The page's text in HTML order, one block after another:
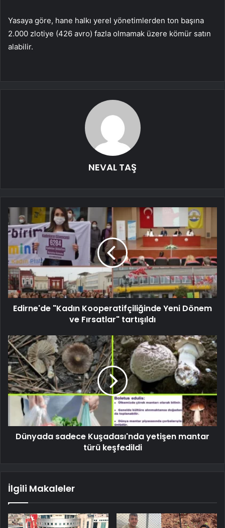
Yasaya göre, hane halkı yerel yönetimlerden ton başına
2.000 zlotiye (426 avro) fazla olmamak üzere kömür satın
alabilir.
NEVAL TAŞ
Edirne'de "Kadın Kooperatifçiliğinde Yeni Dönem
ve Fırsatlar" tartışıldı
Dünyada sadece Kuşadası'nda yetişen mantar
türü keşfedildi
İlgili Makaleler